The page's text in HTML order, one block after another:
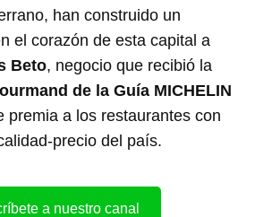
han construido un
el corazón de esta capital a
Beto, negocio que recibió la
de la Guía MICHELIN
premia a los restaurantes con
precio del país.
a nuestro canal